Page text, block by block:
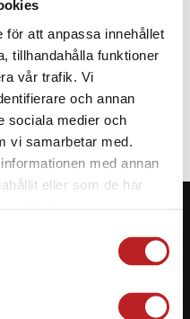
för att anpassa innehållet
tillhandahålla funktioner
vår trafik. Vi
och annan
sociala medier och
vi samarbetar med.
med annan
eller som de har